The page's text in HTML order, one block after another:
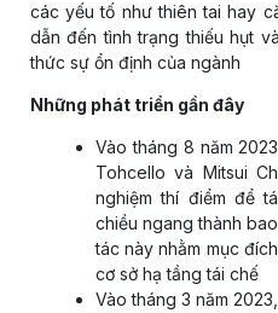
các yếu tố như thiên tai hay
dẫn đến tình trạng thiếu hụt
thức sự ổn định của ngành
Những phát triển gần đây
Vào tháng 8 năm
Tohcello và Mitsui
nghiệm thí điểm để
chiều ngang thành
tác này nhằm mục
cơ sở hạ tầng tái chế
Vào tháng 3 năm